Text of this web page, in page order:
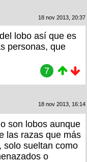
18 nov 2013, 20:37
lobo así que es
personas, que
7
18 nov 2013, 16:14
son lobos aunque
las razas que más
solo sueltan como
o